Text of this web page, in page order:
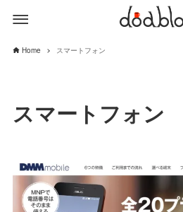
Home スマートフォン
スマートフォン